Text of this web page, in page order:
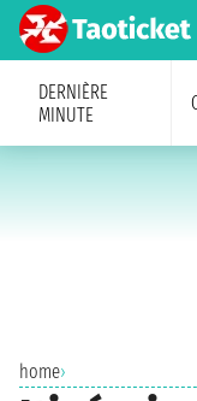
DERNIÈRE
MINUTE
home›